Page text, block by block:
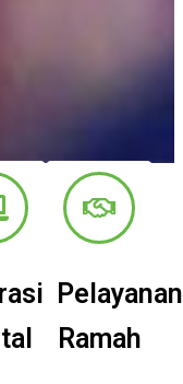
Pelayanan
Ramah